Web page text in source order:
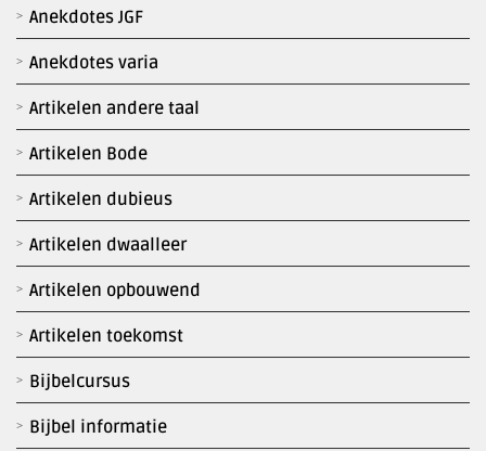
Anekdotes JGF
Anekdotes varia
Artikelen andere taal
Artikelen Bode
Artikelen dubieus
Artikelen dwaalleer
Artikelen opbouwend
Artikelen toekomst
Bijbelcursus
Bijbel informatie